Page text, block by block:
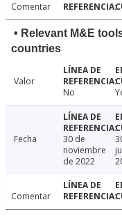
Comentar
• Relevant M&E
countries
Valor
No
Fecha
30 de
noviembre
de 2022
Comentar